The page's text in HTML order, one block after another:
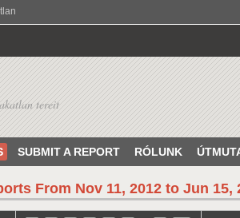
tereit
SUBMIT A REPORT RÓLUNK
From Nov 11, 2012 to Jun 15,